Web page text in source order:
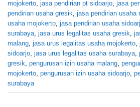
mojokerto jasa pendirian pt sidoarjo jasa
pendirian usaha gresik jasa pendirian usaha
usaha mojokerto jasa pendirian usaha
surabaya jasa urus legalitas usaha gresik
malang jasa urus legalitas usaha mojokerto
sidoarjo jasa urus legalitas usaha surabaya
gresik pengurusan izin usaha malang
mojokerto pengurusan izin usaha sidoarjo
surabaya